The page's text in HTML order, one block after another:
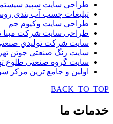
طراحی سایت سپید سیستم
تبلیغات چسب آب بندی
طراحی سایت وکیوم جم
طراحی سایت شرکت مبنا
سایت شركت توليدي
سایت رنگ صنعتی جوتن
سایت گروه صنعتی طلوع
اولین و جامع ترین مرکز
BACK_TO_TOP
خدمات ما